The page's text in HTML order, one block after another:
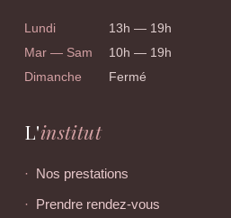
Lundi
13h — 19h
Mar — Sam
10h — 19h
Dimanche
Fermé
L'institut
Nos prestations
Prendre rendez-vous